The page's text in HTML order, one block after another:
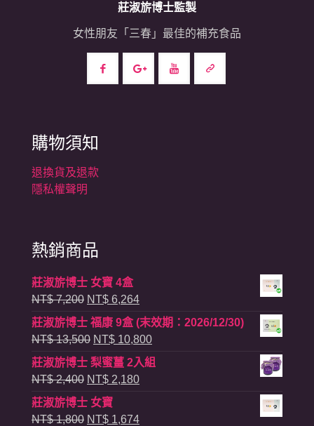
莊淑旂博士監製
女性朋友「三春」最佳的補充食品
購物須知
退換貨及退款
隱私權聲明
熱銷商品
莊淑旂博士 女寶 4盒
NT$7,200 原
始
價
NT$ 7,200。
NT$ 6,264目
前
價
NT$ 6,264。
莊淑旂博士 福康 9盒 (末效期：2026/12/30)
NT$13,500 原
始
價
NT$ 13,500。
NT$ 10,800目
前
莊淑旂博士 梨蜜薑 2入組
NT$2,400 原
始
價
NT$ 2,180目
莊淑旂博士 女寶
NT$1,800 原
NT$ 1,674目